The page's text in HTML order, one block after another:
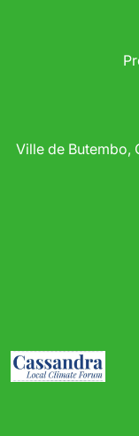
Ville de Butembo,